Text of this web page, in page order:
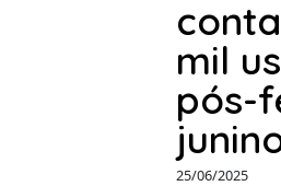
mil
pós-
25/06/2025